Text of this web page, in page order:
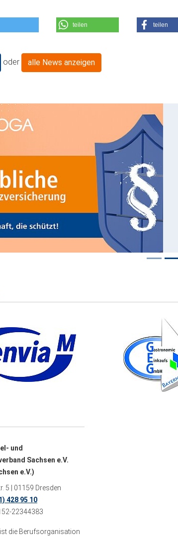
teilen teilen
oder alle News anzeigen
und
Sachsen e.V.
e.V.)
5 | 01159 Dresden
428 95 10
22344383
die Berufsorganisation